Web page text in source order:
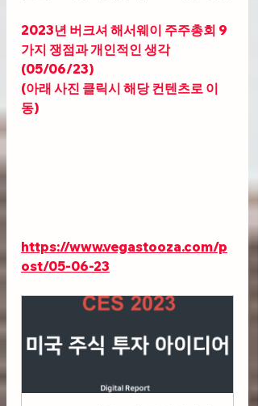
2023년 버크셔 해서웨이 주주총회 9
가지 쟁점과 개인적인 생각
(05/06/23)
(아래 사진 클릭시 해당 컨텐츠로 이
동)
https://www.vegastooza.com/p
ost/05-06-23